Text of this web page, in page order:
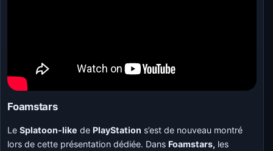
Foamstars
LeSplatoon-like de PlayStation s’est de nouveau montré
lors de cette présentation dédiée. Dans Foamstars, les